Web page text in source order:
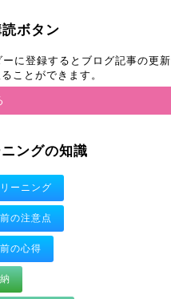
ボタン
に登録するとブログ記事の更新
ことができます。
ングの知識
ーニング
の注意点
の心得